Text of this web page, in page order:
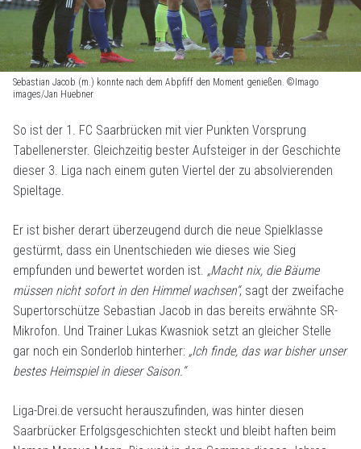
Sebastian Jacob (m.) konnte nach dem Abpfiff den Moment genießen. ©Imago
images/Jan Huebner
So ist der 1. FC Saarbrücken mit vier Punkten Vorsprung
Tabellenerster. Gleichzeitig bester Aufsteiger in der Geschichte
dieser 3. Liga nach einem guten Viertel der zu absolvierenden
Spieltage.
Er ist bisher derart überzeugend durch die neue Spielklasse
gestürmt, dass ein Unentschieden wie dieses wie Sieg
empfunden und bewertet worden ist. „Macht nix, die Bäume
müssen nicht sofort in den Himmel wachsen“, sagt der zweifache
Supertorschütze Sebastian Jacob in das bereits erwähnte SR-
Mikrofon. Und Trainer Lukas Kwasniok setzt an gleicher Stelle
gar noch ein Sonderlob hinterher: „Ich finde, das war bisher unser
bestes Heimspiel in dieser Saison.“
Liga-Drei.de versucht herauszufinden, was hinter diesen
Saarbrücker Erfolgsgeschichten steckt und bleibt haften beim